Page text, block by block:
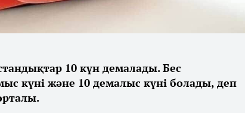
10 күн демалады. Бес
күні және 10 демалыс күні болады, деп